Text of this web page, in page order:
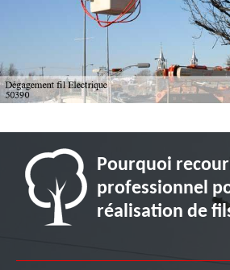
Pourquoi
professionnel
réalisation de